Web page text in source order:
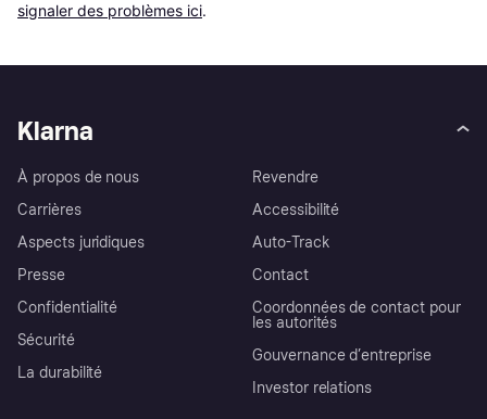
signaler des problèmes ici.
Klarna
À propos de nous
Carrières
Aspects juridiques
Presse
Confidentialité
Sécurité
La durabilité
Revendre
Accessibilité
Auto-Track
Contact
Coordonnées de contact pour
les autorités
Gouvernance d’entreprise
Investor relations